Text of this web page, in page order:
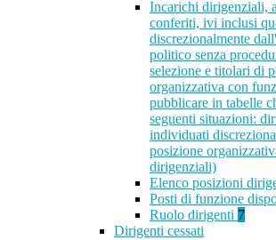
Incarichi dirigenziali,
conferiti, ivi inclusi
discrezionalmente
politico senza
selezione e titolari di
organizzativa con
pubblicare in tabelle
seguenti situazioni:
individuati
posizione
dirigenziali)
Elenco posizioni
Posti di funzione
Ruolo dirigenti 7
Dirigenti cessati